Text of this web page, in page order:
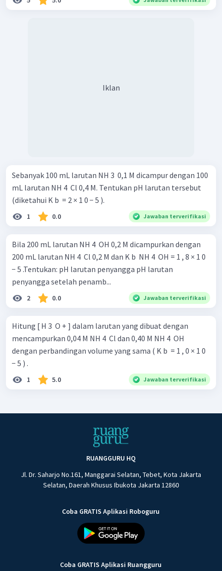
Iklan
Sebanyak 100 mL larutan NH 3 ​ 0,1 M dicampur dengan 100
mL larutan NH 4 ​ Cl 0,4 M. Tentukan pH larutan tersebut
(diketahui K b ​ = 2 × 1 0 − 5 ).
1 0.0 Jawaban terverifikasi
Bila 200 mL larutan NH 4 ​ OH 0,2 M dicampurkan dengan
200 mL larutan NH 4 ​ Cl 0,2 M dan K b ​ NH 4 ​ OH = 1 , 8 × 1 0
− 5 .Tentukan: pH larutan penyangga pH larutan
penyangga setelah penamb...
2 0.0 Jawaban terverifikasi
Hitung [ H 3 ​ O + ] dalam larutan yang dibuat dengan
mencampurkan 0,04 M NH 4 ​ Cl dan 0,40 M NH 4 ​ OH
dengan perbandingan volume yang sama ( K b ​ = 1 , 0 × 1 0
− 5 ) .
1 5.0 Jawaban terverifikasi
RUANGGURU HQ
Jl. Dr. Saharjo No.161, Manggarai Selatan, Tebet, Kota Jakarta
Selatan, Daerah Khusus Ibukota Jakarta 12860
Coba GRATIS Aplikasi Roboguru
Coba GRATIS Aplikasi Ruangguru